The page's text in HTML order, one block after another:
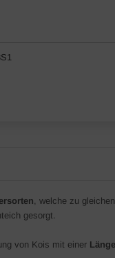
, welche zu
gesorgt.
von Kois mit einer